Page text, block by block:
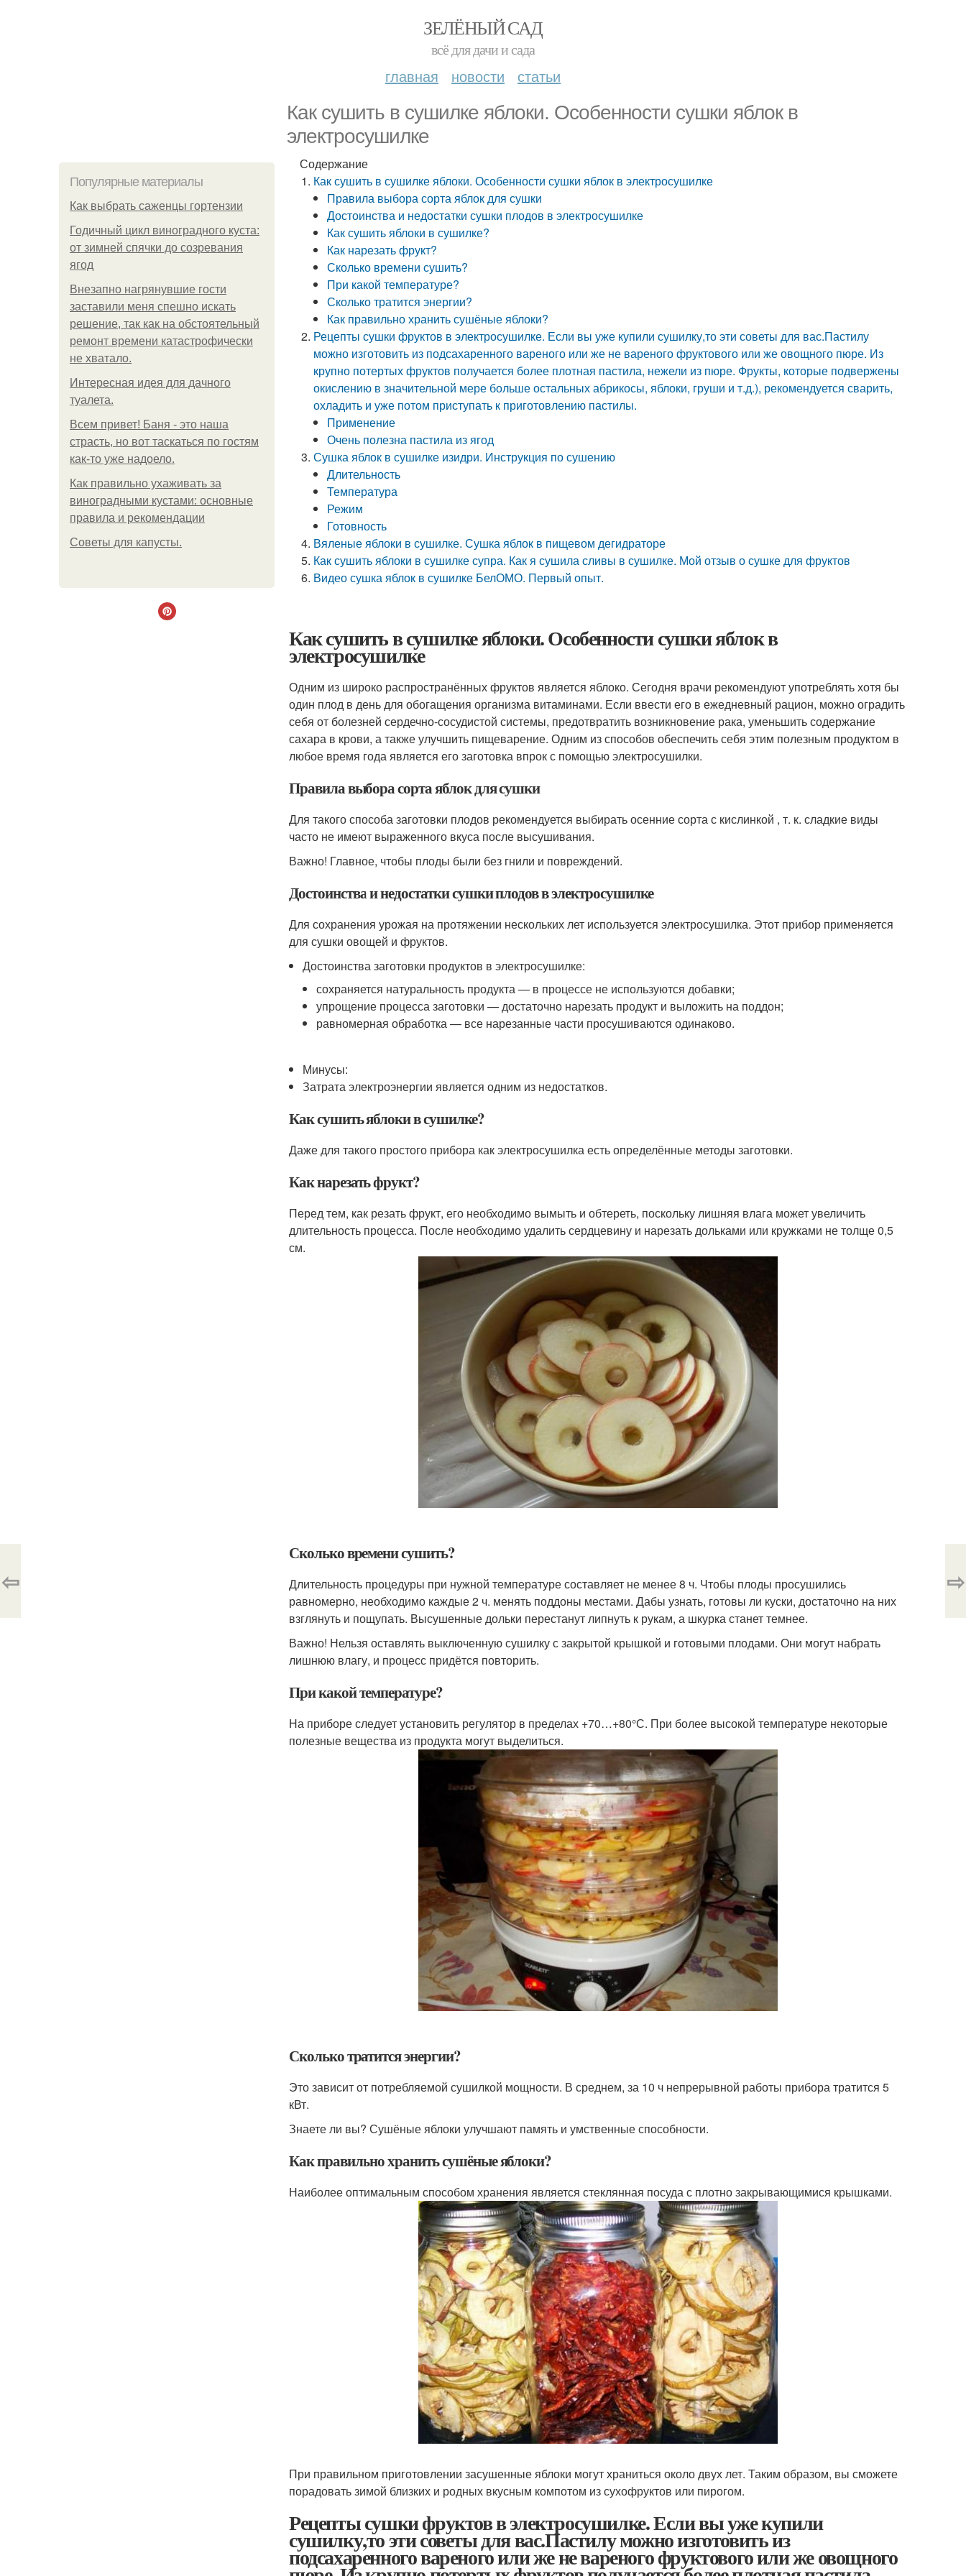
ЗЕЛЁНЫЙ САД
всё для дачи и сада
главная новости статьи
Как сушить в сушилке яблоки. Особенности сушки яблок в
электросушилке
Популярные материалы
Как выбрать саженцы гортензии
Годичный цикл виноградного куста:
от зимней спячки до созревания
ягод
Внезапно нагрянувшие гости
заставили меня спешно искать
решение, так как на обстоятельный
ремонт времени катастрофически
не хватало.
Интересная идея для дачного
туалета.
Всем привет! Баня - это наша
страсть, но вот таскаться по гостям
как-то уже надоело.
Как правильно ухаживать за
виноградными кустами: основные
правила и рекомендации
Советы для капусты.
Содержание
Как сушить в сушилке яблоки. Особенности сушки яблок в электросушилке
Правила выбора сорта яблок для сушки
Достоинства и недостатки сушки плодов в электросушилке
Как сушить яблоки в сушилке?
Как нарезать фрукт?
Сколько времени сушить?
При какой температуре?
Сколько тратится энергии?
Как правильно хранить сушёные яблоки?
Рецепты сушки фруктов в электросушилке. Если вы уже купили сушилку,то эти советы для вас.Пастилу
можно изготовить из подсахаренного вареного или же не вареного фруктового или же овощного пюре. Из
крупно потертых фруктов получается более плотная пастила, нежели из пюре. Фрукты, которые подвержены
окислению в значительной мере больше остальных абрикосы, яблоки, груши и т.д.), рекомендуется сварить,
охладить и уже потом приступать к приготовлению пастилы.
Применение
Очень полезна пастила из ягод
Сушка яблок в сушилке изидри. Инструкция по сушению
Длительность
Температура
Режим
Готовность
Вяленые яблоки в сушилке. Сушка яблок в пищевом дегидраторе
Как сушить яблоки в сушилке супра. Как я сушила сливы в сушилке. Мой отзыв о сушке для фруктов
Видео сушка яблок в сушилке БелОМО. Первый опыт.
Как сушить в сушилке яблоки. Особенности сушки яблок в
электросушилке
Одним из широко распространённых фруктов является яблоко. Сегодня врачи рекомендуют употреблять хотя бы
один плод в день для обогащения организма витаминами. Если ввести его в ежедневный рацион, можно оградить
себя от болезней сердечно-сосудистой системы, предотвратить возникновение рака, уменьшить содержание
сахара в крови, а также улучшить пищеварение. Одним из способов обеспечить себя этим полезным продуктом в
любое время года является его заготовка впрок с помощью электросушилки.
Правила выбора сорта яблок для сушки
Для такого способа заготовки плодов рекомендуется выбирать осенние сорта с кислинкой , т. к. сладкие виды
часто не имеют выраженного вкуса после высушивания.
Важно! Главное, чтобы плоды были без гнили и повреждений.
Достоинства и недостатки сушки плодов в электросушилке
Для сохранения урожая на протяжении нескольких лет используется электросушилка. Этот прибор применяется
для сушки овощей и фруктов.
Достоинства заготовки продуктов в электросушилке:
сохраняется натуральность продукта — в процессе не используются добавки;
упрощение процесса заготовки — достаточно нарезать продукт и выложить на поддон;
равномерная обработка — все нарезанные части просушиваются одинаково.
Минусы:
Затрата электроэнергии является одним из недостатков.
Как сушить яблоки в сушилке?
Даже для такого простого прибора как электросушилка есть определённые методы заготовки.
Как нарезать фрукт?
Перед тем, как резать фрукт, его необходимо вымыть и обтереть, поскольку лишняя влага может увеличить
длительность процесса. После необходимо удалить сердцевину и нарезать дольками или кружками не толще 0,5
см.
Сколько времени сушить?
Длительность процедуры при нужной температуре составляет не менее 8 ч. Чтобы плоды просушились
равномерно, необходимо каждые 2 ч. менять поддоны местами. Дабы узнать, готовы ли куски, достаточно на них
взглянуть и пощупать. Высушенные дольки перестанут липнуть к рукам, а шкурка станет темнее.
Важно! Нельзя оставлять выключенную сушилку с закрытой крышкой и готовыми плодами. Они могут набрать
лишнюю влагу, и процесс придётся повторить.
При какой температуре?
На приборе следует установить регулятор в пределах +70…+80°С. При более высокой температуре некоторые
полезные вещества из продукта могут выделиться.
Сколько тратится энергии?
Это зависит от потребляемой сушилкой мощности. В среднем, за 10 ч непрерывной работы прибора тратится 5
кВт.
Знаете ли вы? Сушёные яблоки улучшают память и умственные способности.
Как правильно хранить сушёные яблоки?
Наиболее оптимальным способом хранения является стеклянная посуда с плотно закрывающимися крышками.
При правильном приготовлении засушенные яблоки могут храниться около двух лет. Таким образом, вы сможете
порадовать зимой близких и родных вкусным компотом из сухофруктов или пирогом.
Рецепты сушки фруктов в электросушилке. Если вы уже купили
сушилку,то эти советы для вас.Пастилу можно изготовить из
подсахаренного вареного или же не вареного фруктового или же овощного
⇦ ⇨